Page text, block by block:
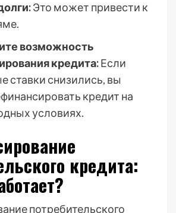
Это может привести к
возможность
кредита:Если
ставки снизились, вы
кредит на
условиях.
кредита:
потребительского